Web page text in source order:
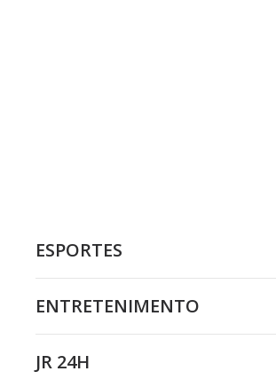
ESPORTES
ENTRETENIMENTO
JR 24H